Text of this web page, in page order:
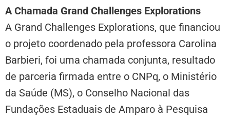
A Chamada Grand Challenges Explorations
A Grand Challenges Explorations, que financiou
o projeto coordenado pela professora Carolina
Barbieri, foi uma chamada conjunta, resultado
de parceria firmada entre o CNPq, o Ministério
da Saúde (MS), o Conselho Nacional das
Fundações Estaduais de Amparo à Pesquisa